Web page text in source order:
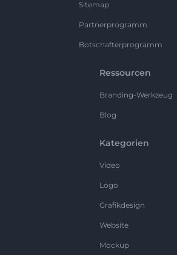
Sitemap
Partnerprogramm
Botschafterprogramm
Ressourcen
Branding-Werkzeug
Blog
Kategorien
Video
Logo
Grafikdesign
Website
Mockup